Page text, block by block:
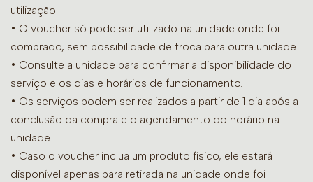
utilização:
• O voucher só pode ser utilizado na unidade onde foi
comprado, sem possibilidade de troca para outra unidade.
• Consulte a unidade para confirmar a disponibilidade do
serviço e os dias e horários de funcionamento.
• Os serviços podem ser realizados a partir de 1 dia após a
conclusão da compra e o agendamento do horário na
unidade.
• Caso o voucher inclua um produto físico, ele estará
disponível apenas para retirada na unidade onde foi